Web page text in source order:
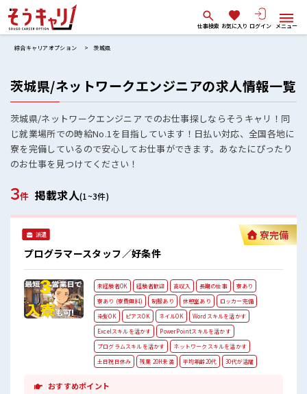
仕事検索 お気に入り ログイン メニュー
綜合キャリアオプション 茨城県
茨城県/ネットワークエンジニアの求人情報一覧
茨城県/ネットワークエンジニア でのお仕事探しならそうキャリ！同
じ就業場所での時給No.1を目指しています！日払い対応、全国各地に
寮を完備しているので安心してお仕事ができます。あなたにぴったり
のお仕事を見つけてください！
3件 掲載求人(1~3件)
派遣
プログラマースタッフ／好条件
寮完備
未経験者OK 経験者歓迎 高収入 長期の仕事
寮あり
寮あり (寮費無料)
制服あり 休憩室あり
ロッカー完備
染髪OK
ピアスOK ネイルOK
Wordスキルを活かす
Excelスキルを活かす
PowerPointスキルを活かす
プログラムスキルを活かす
ネットワークスキルを活かす
土日祝日休み
残業 20H未満 平均年齢20代 30代が活躍
おすすめポイント